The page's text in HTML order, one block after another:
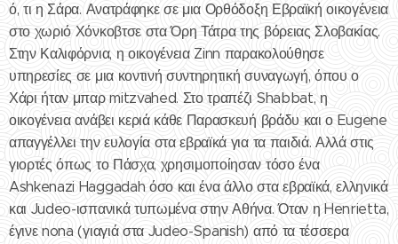
ό, τι η Σάρα. Ανατράφηκε σε μια Ορθόδοξη Εβραϊκή οικογένεια
στο χωριό Χόνκοβτσε στα Όρη Τάτρα της βόρειας Σλοβακίας.
Στην Καλιφόρνια, η οικογένεια Zinn παρακολούθησε
υπηρεσίες σε μια κοντινή συντηρητική συναγωγή, όπου ο
Χάρι ήταν μπαρ mitzvahed. Στο τραπέζι Shabbat, η
οικογένεια ανάβει κεριά κάθε Παρασκευή βράδυ και ο Eugene
απαγγέλλει την ευλογία στα εβραϊκά για τα παιδιά. Αλλά στις
γιορτές όπως το Πάσχα, χρησιμοποίησαν τόσο ένα
Ashkenazi Haggadah όσο και ένα άλλο στα εβραϊκά, ελληνικά
και Judeo-ισπανικά τυπωμένα στην Αθήνα. Όταν η Henrietta,
έγινε nona (γιαγιά στα Judeo-Spanish) από τα τέσσερα